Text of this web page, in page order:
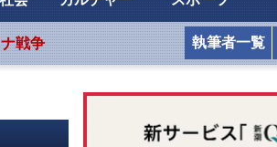
戦争 執筆者一覧